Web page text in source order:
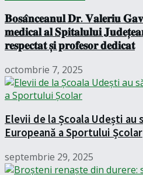
𝐁𝐨𝐬𝐚̂𝐧𝐜𝐞𝐚𝐧𝐮𝐥 𝐃𝐫. 𝐕𝐚𝐥𝐞𝐫𝐢𝐮
𝐦𝐞𝐝𝐢𝐜𝐚𝐥 𝐚𝐥 𝐒𝐩𝐢𝐭𝐚𝐥𝐮𝐥𝐮𝐢
𝐫𝐞𝐬𝐩𝐞𝐜𝐭𝐚𝐭 𝐬̦𝐢 𝐩𝐫𝐨𝐟𝐞𝐬𝐨𝐫 𝐝𝐞𝐝𝐢𝐜𝐚𝐭
octombrie 7, 2025
Elevii de la Școala Udești
Europeană a Sportului Școlar
septembrie 29, 2025